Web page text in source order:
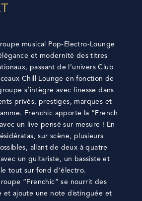
musical Pop-Electro-Lounge
et modernité des titres
passant de l’univers Club
Chill Lounge en fonction de
s’intègre avec finesse dans
privés, prestiges, marques et
Frenchic apporte la “French
un live pensé sur mesure ! En
sur scène, plusieurs
allant de deux à quatre
un guitariste, un bassiste et
tout sur fond d’électro.
“Frenchic” se nourrit des
et ajoute une note distinguée et